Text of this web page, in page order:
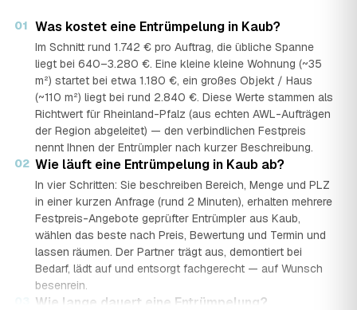
01 Was kostet eine Entrümpelung in Kaub?
Im Schnitt rund 1.742 € pro Auftrag, die übliche Spanne
liegt bei 640–3.280 €. Eine kleine kleine Wohnung (~35
m²) startet bei etwa 1.180 €, ein großes Objekt / Haus
(~110 m²) liegt bei rund 2.840 €. Diese Werte stammen als
Richtwert für Rheinland-Pfalz (aus echten AWL-Aufträgen
der Region abgeleitet) — den verbindlichen Festpreis
nennt Ihnen der Entrümpler nach kurzer Beschreibung.
02 Wie läuft eine Entrümpelung in Kaub ab?
In vier Schritten: Sie beschreiben Bereich, Menge und PLZ
in einer kurzen Anfrage (rund 2 Minuten), erhalten mehrere
Festpreis-Angebote geprüfter Entrümpler aus Kaub,
wählen das beste nach Preis, Bewertung und Termin und
lassen räumen. Der Partner trägt aus, demontiert bei
Bedarf, lädt auf und entsorgt fachgerecht — auf Wunsch
besenrein.
Wie lange dauert eine Entrümpelung?